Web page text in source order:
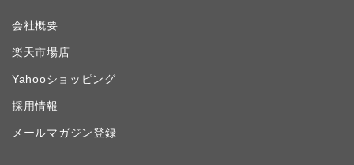
会社概要
楽天市場店
Yahooショッピング
採用情報
メールマガジン登録